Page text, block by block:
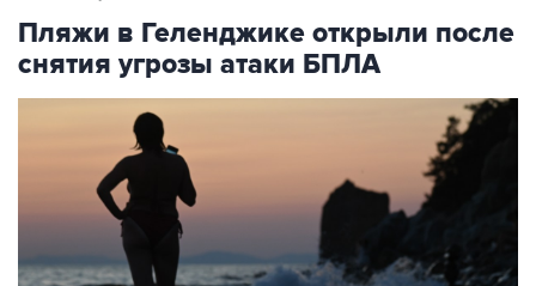
снятия угрозы атаки БПЛА